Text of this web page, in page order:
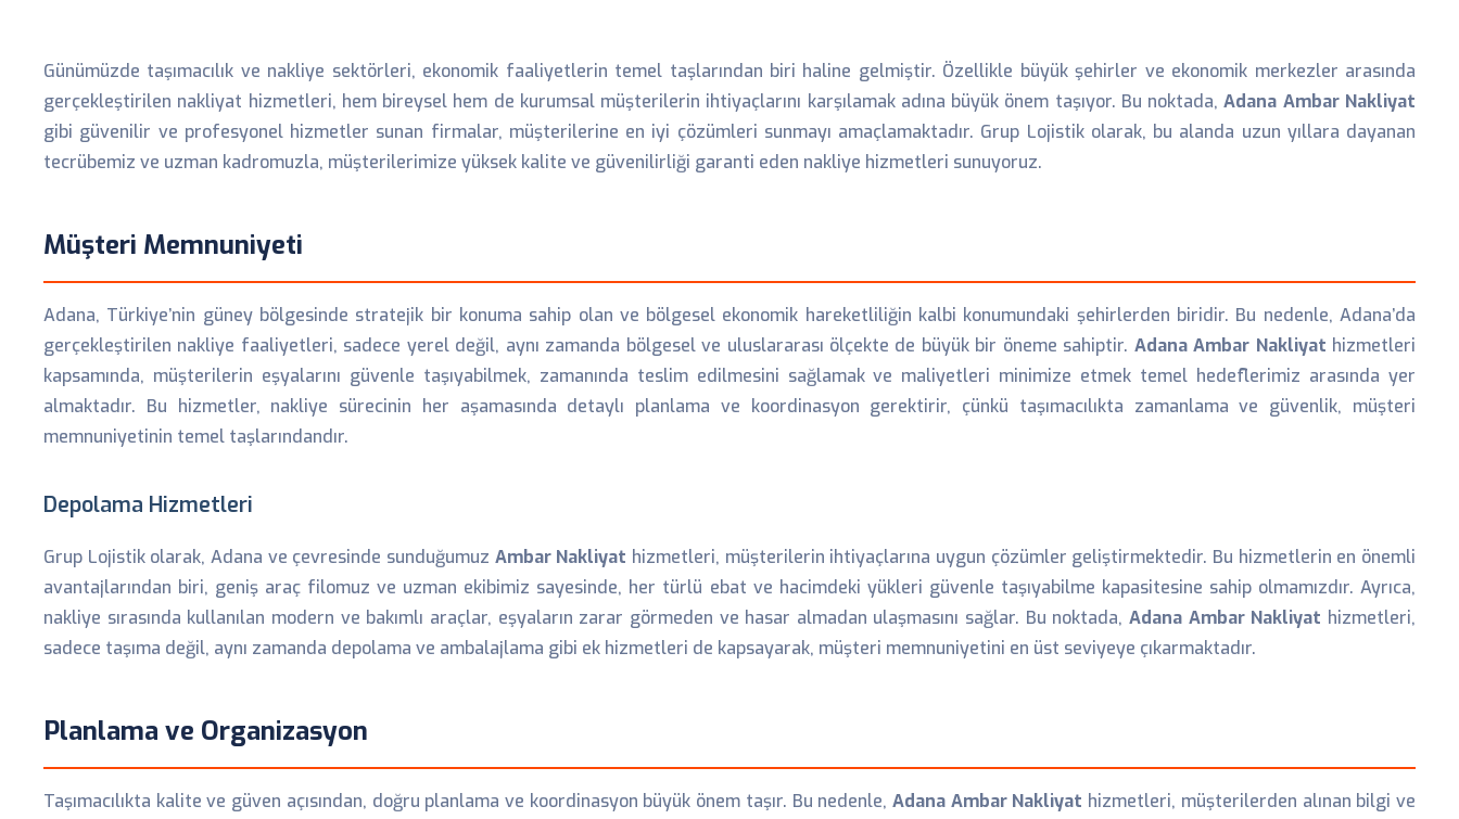
Günümüzde taşımacılık ve nakliye sektörleri, ekonomik faaliyetlerin temel taşlarından biri haline gelmiştir. Özellikle büyük şehirler ve ekonomik merkezler arasında
gerçekleştirilen nakliyat hizmetleri, hem bireysel hem de kurumsal müşterilerin ihtiyaçlarını karşılamak adına büyük önem taşıyor. Bu noktada,Adana Ambar Nakliyat
gibi güvenilir ve profesyonel hizmetler sunan firmalar, müşterilerine en iyi çözümleri sunmayı amaçlamaktadır. Grup Lojistik olarak, bu alanda uzun yıllara dayanan
tecrübemiz ve uzman kadromuzla, müşterilerimize yüksek kalite ve güvenilirliği garanti eden nakliye hizmetleri sunuyoruz.
Müşteri Memnuniyeti
Adana, Türkiye’nin güney bölgesinde stratejik bir konuma sahip olan ve bölgesel ekonomik hareketliliğin kalbi konumundaki şehirlerden biridir. Bu nedenle, Adana’da
gerçekleştirilen nakliye faaliyetleri, sadece yerel değil, aynı zamanda bölgesel ve uluslararası ölçekte de büyük bir öneme sahiptir. Adana Ambar Nakliyat hizmetleri
kapsamında, müşterilerin eşyalarını güvenle taşıyabilmek, zamanında teslim edilmesini sağlamak ve maliyetleri minimize etmek temel hedeflerimiz arasında yer
almaktadır. Bu hizmetler, nakliye sürecinin her aşamasında detaylı planlama ve koordinasyon gerektirir, çünkü taşımacılıkta zamanlama ve güvenlik, müşteri
memnuniyetinin temel taşlarındandır.
Depolama Hizmetleri
Grup Lojistik olarak, Adana ve çevresinde sunduğumuz Ambar Nakliyat hizmetleri, müşterilerin ihtiyaçlarına uygun çözümler geliştirmektedir. Bu hizmetlerin en önemli
avantajlarından biri, geniş araç filomuz ve uzman ekibimiz sayesinde, her türlü ebat ve hacimdeki yükleri güvenle taşıyabilme kapasitesine sahip olmamızdır. Ayrıca,
nakliye sırasında kullanılan modern ve bakımlı araçlar, eşyaların zarar görmeden ve hasar almadan ulaşmasını sağlar. Bu noktada,Adana Ambar Nakliyat hizmetleri,
sadece taşıma değil, aynı zamanda depolama ve ambalajlama gibi ek hizmetleri de kapsayarak, müşteri memnuniyetini en üst seviyeye çıkarmaktadır.
Planlama ve Organizasyon
Taşımacılıkta kalite ve güven açısından, doğru planlama ve koordinasyon büyük önem taşır. Bu nedenle, Adana Ambar Nakliyat hizmetleri, müşterilerden alınan bilgi ve